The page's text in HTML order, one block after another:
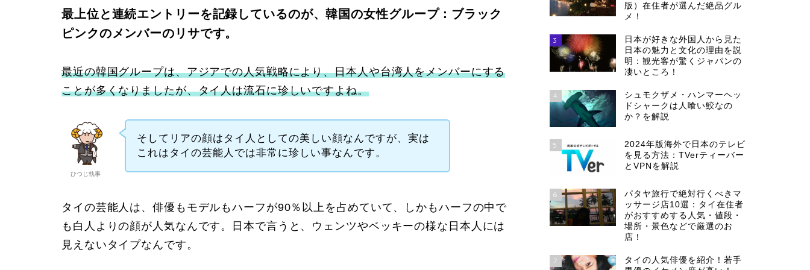
最上位と連続エントリーを記録しているのが、韓国の女性グループ：ブラック
ピンクのメンバーのリサです。
最近の韓国グループは、アジアでの人気戦略により、日本人や台湾人をメンバーにする
ことが多くなりましたが、タイ人は流石に珍しいですよね。
ひつじ執事
そしてリアの顔はタイ人としての美しい顔なんですが、実は
これはタイの芸能人では非常に珍しい事なんです。
タイの芸能人は、俳優もモデルもハーフが90％以上を占めていて、しかもハーフの中で
も白人よりの顔が人気なんです。日本で言うと、ウェンツやベッキーの様な日本人には
見えないタイプなんです。
版）在住者が選んだ絶品グル
メ！
3
日本が好きな外国人から見た
日本の魅力と文化の理由を説
明：観光客が驚くジャパンの
凄いところ！
4
シュモクザメ・ハンマーヘッ
ドシャークは人喰い鮫なの
か？を解説
5
2024年版海外で日本のテレビ
を見る方法：TVerティーバー
とVPNを解説
6
パタヤ旅行で絶対行くべきマ
ッサージ店10選：タイ在住者
がおすすめする人気・値段・
場所・景色などで厳選のお
店！
7
タイの人気俳優を紹介！若手